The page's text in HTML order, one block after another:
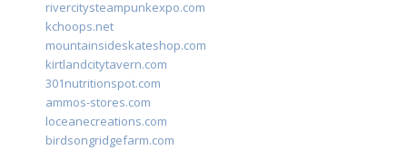
rivercitysteampunkexpo.com
kchoops.net
mountainsideskateshop.com
kirtlandcitytavern.com
301nutritionspot.com
ammos-stores.com
loceanecreations.com
birdsongridgefarm.com